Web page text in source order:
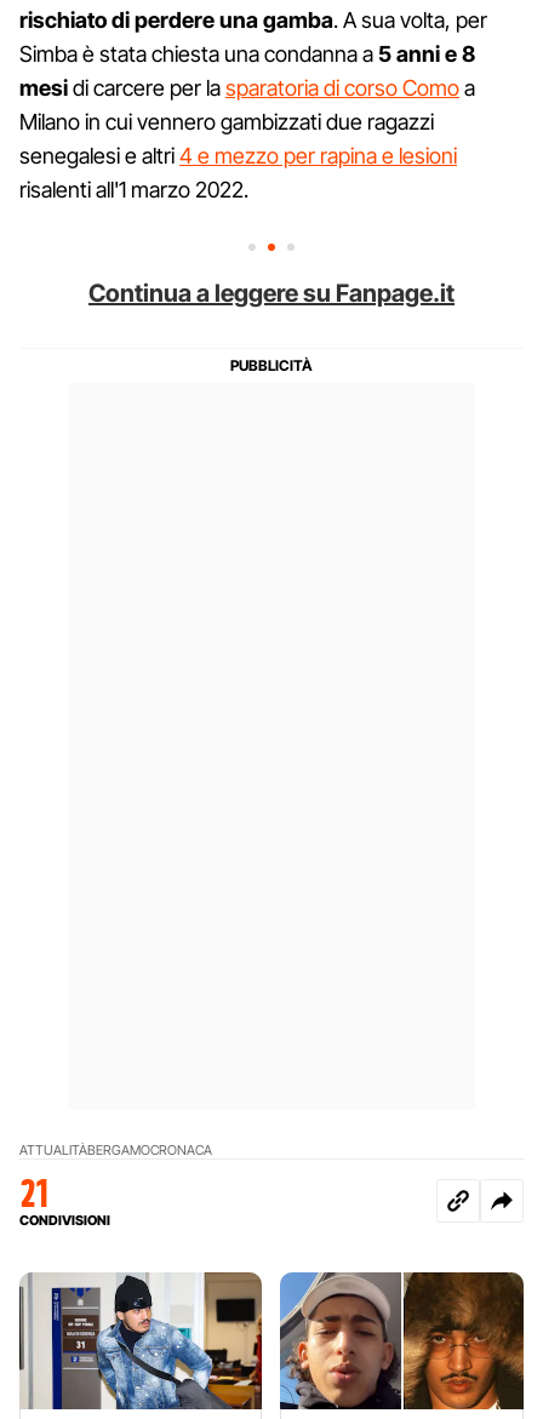
rischiato di perdere una gamba. A sua volta, per
Simba è stata chiesta una condanna a 5 anni e 8
mesidi carcere per lasparatoria di corso Comoa
Milano in cui vennero gambizzati due ragazzi
senegalesi e altri4 e mezzo per rapina e lesioni
risalenti all'1 marzo 2022.
Continua a leggere su Fanpage.it
ATTUALITÀBERGAMOCRONACA
21
CONDIVISIONI